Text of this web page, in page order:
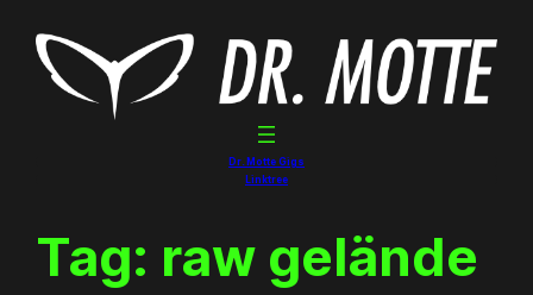
content
Dr. Motte Gigs
Linktree
Tag: raw gelände